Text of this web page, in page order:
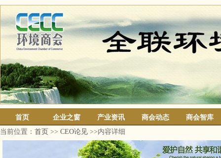
首页 企业之窗 产业资讯 商会动态
商会智库
当前位置： 首页 >> CEO论见 >>内容详细